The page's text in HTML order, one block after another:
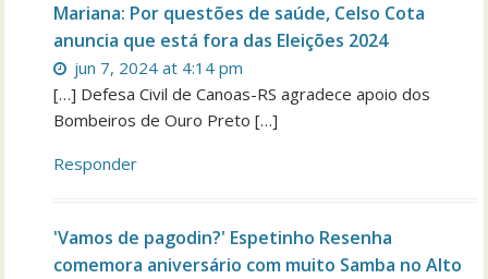
Mariana: Por questões de saúde, Celso Cota
anuncia que está fora das Eleições 2024
jun 7, 2024 at 4:14 pm
[…] Defesa Civil de Canoas-RS agradece apoio dos
Bombeiros de Ouro Preto […]
Responder
'Vamos de pagodin?' Espetinho Resenha
comemora aniversário com muito Samba no Alto